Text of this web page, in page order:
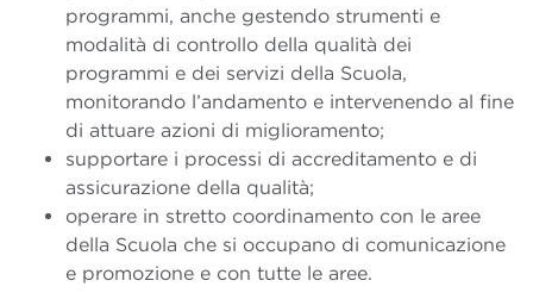
programmi, anche gestendo strumenti e
modalità di controllo della qualità dei
programmi e dei servizi della Scuola,
monitorando l’andamento e intervenendo al fine
di attuare azioni di miglioramento;
supportare i processi di accreditamento e di
assicurazione della qualità;
operare in stretto coordinamento con le aree
della Scuola che si occupano di comunicazione
e promozione e con tutte le aree.